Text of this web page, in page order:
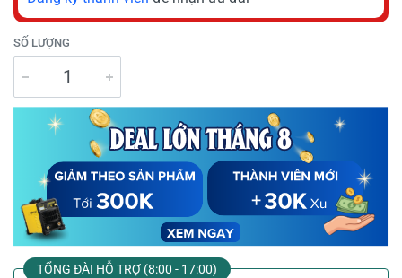
SỐ LƯỢNG
TỔNG ĐÀI HỖ TRỢ (8:00 - 17:00)